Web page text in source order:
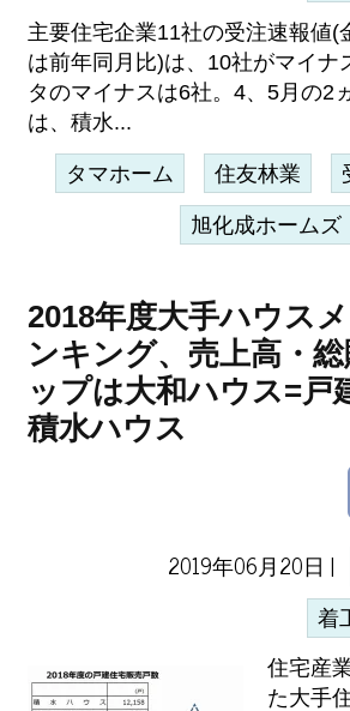
主要住宅企業11社の受注速報値(
は前年同月比)は、10社がマイナ
タのマイナスは6社。4、5月の2
は、積水...
タマホーム 住友林業
旭化成ホームズ
2018年度大手ハウス
ンキング、売上高・総
ップは大和ハウス=戸
積水ハウス
2019年06月20日 |
着
住宅産
た大手